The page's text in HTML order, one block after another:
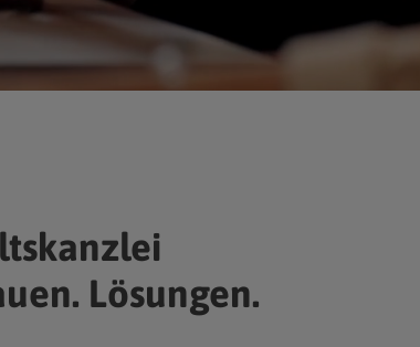
Lösungen.